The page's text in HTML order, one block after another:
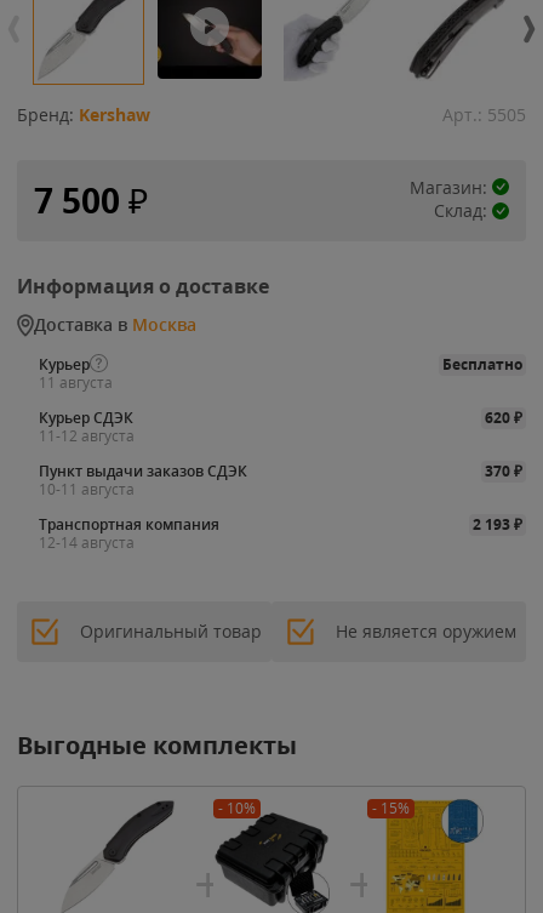
Бренд: Kershaw Арт.: 5505
7 500 ₽
Магазин:
Склад:
Информация о доставке
Доставка в Москва
Курьер
Бесплатно
11 августа
Курьер СДЭК
620₽
11-12 августа
Пункт выдачи заказов СДЭК
370₽
10-11 августа
Транспортная компания
2 193₽
12-14 августа
Оригинальный товар Не является оружием
Выгодные комплекты
- 10% - 15%